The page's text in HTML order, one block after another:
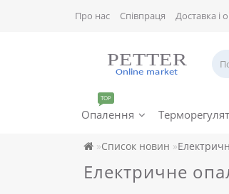
Про нас Співпраця Доставка і
Опалення
TOP
Список новин
Електричне